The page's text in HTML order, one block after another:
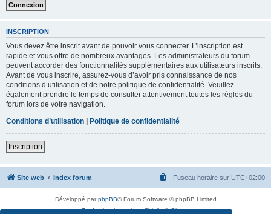
INSCRIPTION
Vous devez être inscrit avant de pouvoir vous connecter. L’inscription est
rapide et vous offre de nombreux avantages. Les administrateurs du forum
peuvent accorder des fonctionnalités supplémentaires aux utilisateurs inscrits.
Avant de vous inscrire, assurez-vous d’avoir pris connaissance de nos
conditions d’utilisation et de notre politique de confidentialité. Veuillez
également prendre le temps de consulter attentivement toutes les règles du
forum lors de votre navigation.
Conditions d’utilisation | Politique de confidentialité
Inscription
Site web Index forum Fuseau horaire sur UTC+02:00
Développé parphpBB® Forum Software © phpBB Limited
Traduction française officielle©Qiaeru